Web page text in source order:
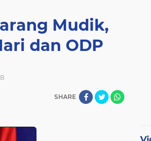
Mudik,
dan ODP
SHARE